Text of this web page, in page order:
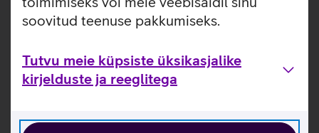
soovitud teenuse pakkumiseks.
Tutvu meie küpsiste üksikasjalike
kirjelduste ja reeglitega
Juhtmevaba Bluetooth ühendusega klaviatuur pakub
mugavat võimalust kiireks kirjutamiseks. Kaaned tüüpi
kasutamisel kriimustuste ja täkete eest. Ümbris kinnitub
tahvli külge magnetitega ning kaitseb lisaks tahvelarvutile
ka S Pen pliiatsit.